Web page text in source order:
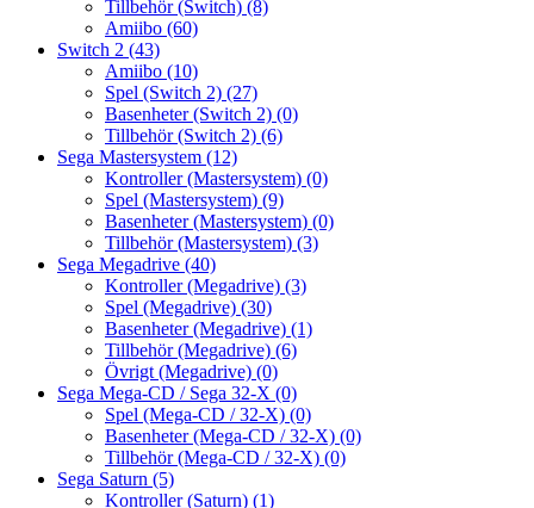
Tillbehör (Switch) (8)
Amiibo (60)
Switch 2 (43)
Amiibo (10)
Spel (Switch 2) (27)
Basenheter (Switch 2) (0)
Tillbehör (Switch 2) (6)
Sega Mastersystem (12)
Kontroller (Mastersystem) (0)
Spel (Mastersystem) (9)
Basenheter (Mastersystem) (0)
Tillbehör (Mastersystem) (3)
Sega Megadrive (40)
Kontroller (Megadrive) (3)
Spel (Megadrive) (30)
Basenheter (Megadrive) (1)
Tillbehör (Megadrive) (6)
Övrigt (Megadrive) (0)
Sega Mega-CD / Sega 32-X (0)
Spel (Mega-CD / 32-X) (0)
Basenheter (Mega-CD / 32-X) (0)
Tillbehör (Mega-CD / 32-X) (0)
Sega Saturn (5)
Kontroller (Saturn) (1)